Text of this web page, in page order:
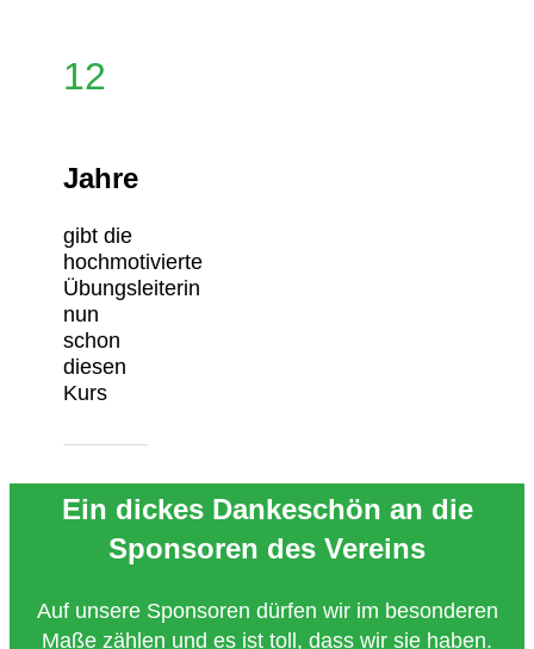
12
Jahre
gibt die
hochmotivierte
Übungsleiterin
nun
schon
diesen
Kurs
Ein dickes Dankeschön an die
Sponsoren des Vereins
Auf unsere Sponsoren dürfen wir im besonderen
Maße zählen und es ist toll, dass wir sie haben.